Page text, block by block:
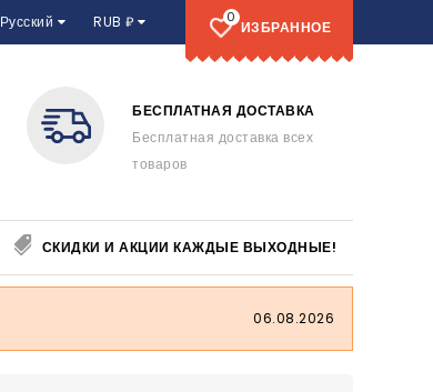
Русский RUB ₽ 0
ИЗБРАННОЕ
ОНЛАЙН ПОДДЕРЖКА
Быстро решим возникшую
проблему
СКИДКИ И АКЦИИ КАЖДЫЕ ВЫХОДНЫЕ!
06.08.2026